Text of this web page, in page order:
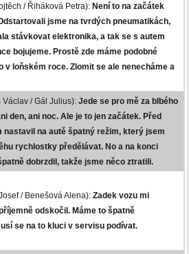
/ Řiháková Petra): Není to na začátek
jsme na tvrdých pneumatikách,
stávkovat elektronika, a tak se s autem
bojujeme. Prostě zde máme podobné
v loňském roce. Zlomit se ale nenecháme a
Václav / Gál Julius): Jede se pro mě za blbého
den, ani noc. Ale je to jen začátek. Před
nastavil na autě špatný režim, který jsem
rychlostky předělávat. No a na konci
dobrzdil, takže jsme něco ztratili.
/ Benešová Alena): Zadek vozu mi
odskočil. Máme to špatně
se na to kluci v servisu podívat.